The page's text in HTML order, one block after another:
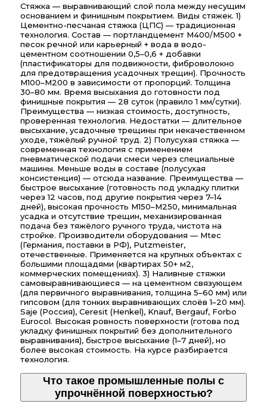
Стяжка — выравнивающий слой пола между несущим
основанием и финишным покрытием. Виды стяжек. 1)
Цементно-песчаная стяжка (ЦПС) — традиционная
технология. Состав — портландцемент М400/М500 +
песок речной или карьерный + вода в водо-
цементном соотношении 0,5–0,6 + добавки
(пластификаторы для подвижности, фиброволокно
для предотвращения усадочных трещин). Прочность
М100–М200 в зависимости от пропорций. Толщина
30–80 мм. Время высыхания до готовности под
финишные покрытия — 28 суток (правило 1 мм/сутки).
Преимущества — низкая стоимость, доступность,
проверенная технология. Недостатки — длительное
высыхание, усадочные трещины при некачественном
уходе, тяжёлый ручной труд. 2) Полусухая стяжка —
современная технология с применением
пневматической подачи смеси через специальные
машины. Меньше воды в составе (полусухая
консистенция) — отсюда название. Преимущества —
быстрое высыхание (готовность под укладку плитки
через 12 часов, под другие покрытия через 7–14
дней), высокая прочность М150–М250, минимальная
усадка и отсутствие трещин, механизированная
подача без тяжёлого ручного труда, чистота на
стройке. Производители оборудования — Mtec
(Германия, поставки в РФ), Putzmeister,
отечественные. Применяется на крупных объектах с
большими площадями (квартирах 50+ м2,
коммерческих помещениях). 3) Наливные стяжки
самовыравнивающиеся — на цементном связующем
(для первичного выравнивания, толщина 5–60 мм) или
гипсовом (для тонких выравнивающих слоёв 1–20 мм).
Saje (Россия), Ceresit (Henkel), Knauf, Bergauf, Forbo
Eurocol. Высокая ровность поверхности (готова под
укладку финишных покрытий без дополнительного
выравнивания), быстрое высыхание (1–7 дней), но
более высокая стоимость. На курсе разбирается
технология.
Что такое промышленные полы с
упрочнённой поверхностью?